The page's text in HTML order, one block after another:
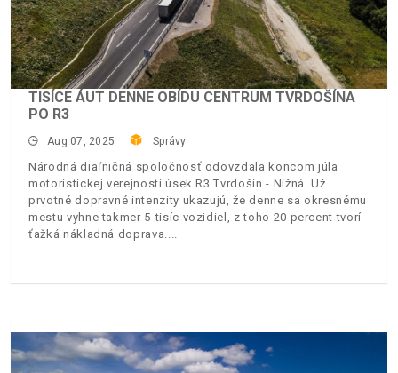
TISÍCE ÁUT DENNE OBÍDU CENTRUM TVRDOŠÍNA
PO R3
Aug 07, 2025 Správy
Národná diaľničná spoločnosť odovzdala koncom júla
motoristickej verejnosti úsek R3 Tvrdošín - Nižná. Už
prvotné dopravné intenzity ukazujú, že denne sa okresnému
mestu vyhne takmer 5-tisíc vozidiel, z toho 20 percent tvorí
ťažká nákladná doprava.